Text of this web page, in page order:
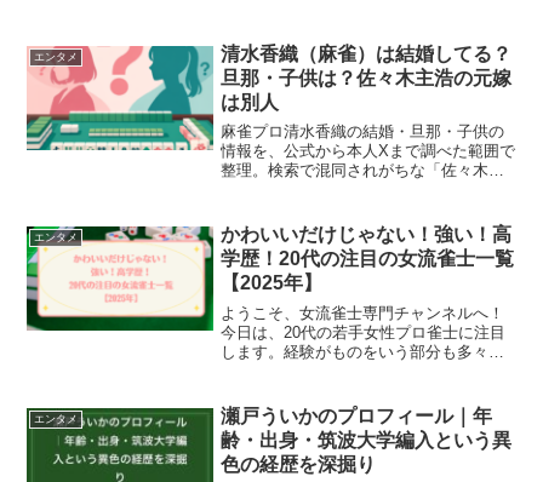
優勝と早くも2勝、注目度も一気に上がっ
ています。...
エンタメ
清水香織（麻雀）は結婚してる？
旦那・子供は？佐々木主浩の元嫁
は別人
麻雀プロ清水香織の結婚・旦那・子供の
情報を、公式から本人Xまで調べた範囲で
整理。検索で混同されがちな「佐々木主
検証します。
エンタメ
かわいいだけじゃない！強い！高
学歴！20代の注目の女流雀士一覧
【2025年】
ようこそ、女流雀士専門チャンネルへ！
今日は、20代の若手女性プロ雀士に注目
します。経験がものをいう部分も多々あ
ね。この記事では、かわいい、強い、高
学歴、情報発信力、布面...
エンタメ
瀬戸ういかのプロフィール｜年
齢・出身・筑波大学編入という異
色の経歴を深掘り